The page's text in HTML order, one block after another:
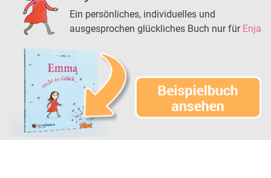
Ein persönliches, individuelles und
ausgesprochen glückliches Buch nur für Enja